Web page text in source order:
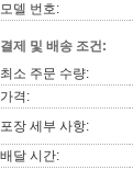
모델 번호:
결제 및 배송 조건:
최소 주문 수량:
가격:
포장 세부 사항:
배달 시간: